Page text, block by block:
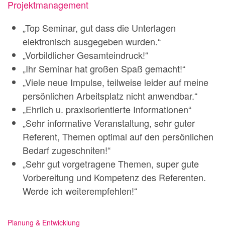
Projektmanagement
„Top Seminar, gut dass die Unterlagen
elektronisch ausgegeben wurden.“
„Vorbildlicher Gesamteindruck!“
„Ihr Seminar hat großen Spaß gemacht!“
„Viele neue Impulse, teilweise leider auf meine
persönlichen Arbeitsplatz nicht anwendbar.“
„Ehrlich u. praxisorientierte Informationen“
„Sehr informative Veranstaltung, sehr guter
Referent, Themen optimal auf den persönlichen
Bedarf zugeschniten!“
„Sehr gut vorgetragene Themen, super gute
Vorbereitung und Kompetenz des Referenten.
Werde ich weiterempfehlen!“
Planung & Entwicklung